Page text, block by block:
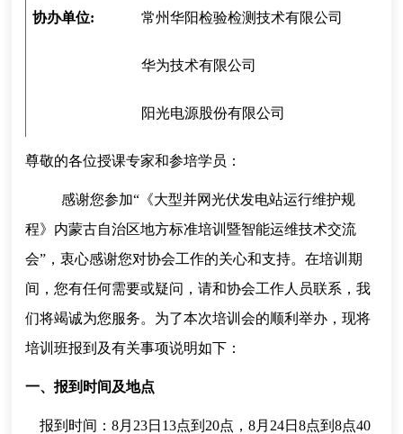
协办单位: 常州华阳检验检测技术有限公司
华为技术有限公司
阳光电源股份有限公司
尊敬的各位授课专家和参培学员：
感谢您参加“ 《大型并网光伏发电站运行维护规
程》内蒙古自治区地方标准培训暨智能运维技术交流
会”，衷心感谢您对协会工作的关心和支持。在培训期
间，您有任何需要或疑问，请和协会工作人员联系，我
们将竭诚为您服务。为了本次培训会的顺利举办，现将
培训班报到及有关事项说明如下：
一、报到时间及地点
报到时间：8月23日13点到20点，8月24日8点到8点40